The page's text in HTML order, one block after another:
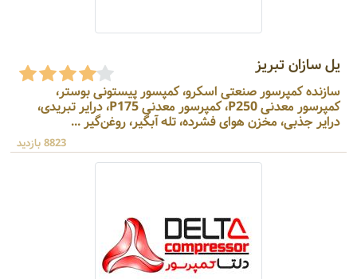
یل سازان تبریز
سازنده کمپرسور صنعتی اسکرو، کمپسور پیستونی بوستر،
کمپرسور معدنی P250، کمپرسور معدنی P175، درایر تبریدی،
درایر جذبی، مخزن هوای فشرده، تله آبگیر، روغن‌گیر ...
8823 بازدید